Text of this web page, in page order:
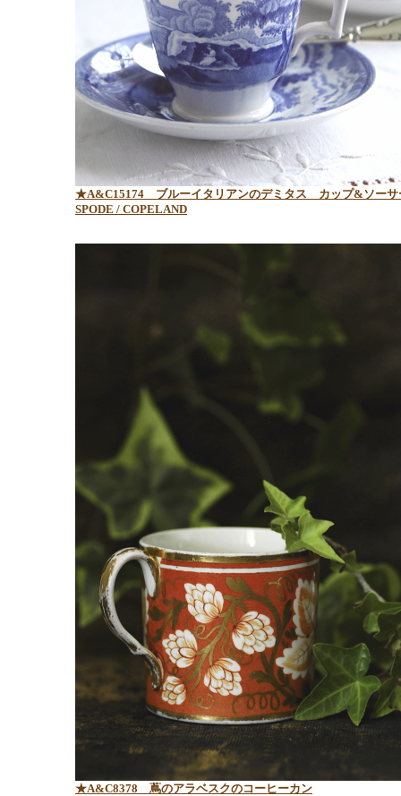
★A&C15174 ブルーイタリアンのデミタス カップ&ソーサ
SPODE / COPELAND
★A&C8378 蔦のアラベスクのコーヒーカン